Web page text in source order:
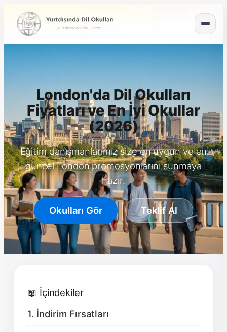
London'da Dil Okulları
Fiyatları ve En İyi Okullar
(2026)
Eğitim danışmanlarımız size en uygun ve en
güncel London promosyonlarını sunmaya
hazır.
Okulları Gör Teklif Al
📖 İçindekiler
1. İndirim Fırsatları